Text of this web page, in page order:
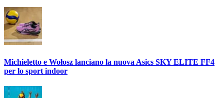
Michieletto e Wołosz lanciano la nuova Asics SKY ELITE FF4
per lo sport indoor